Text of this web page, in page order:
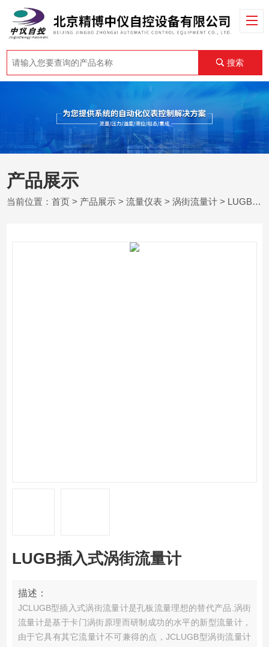
搜索
产品展示
当前位置：首页 > 产品展示 >流量仪表 >涡街流量计 > LUGB插入式涡街流量计
LUGB插入式涡街流量计
描述：
JCLUGB型插入式涡街流量计是孔板流量理想的替代产品.涡街
流量计是基于卡门涡街原理而研制成功的水平的新型流量计，
由于它具有其它流量计不可兼得的点，JCLUGB型涡街流量计